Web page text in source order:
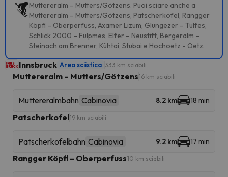
Muttereralm – Mutters/Götzens. Puoi sciare anche a
Muttereralm – Mutters/Götzens, Patscherkofel, Rangger
Köpfl – Oberperfuss, Axamer Lizum, Glungezer – Tulfes,
Schlick 2000 – Fulpmes, Elfer – Neustift, Bergeralm –
Steinach am Brenner, Kühtai, Stubai e Hochoetz - Oetz.
Innsbruck Area sciistica 333 km sciabili
Muttereralm – Mutters/Götzens16 km sciabili
Muttereralmbahn Cabinovia 8.2 km 18 min
Patscherkofel19 km sciabili
Patscherkofelbahn Cabinovia 9.2 km 17 min
Rangger Köpfl – Oberperfuss10 km sciabili